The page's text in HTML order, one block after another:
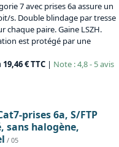
7 avec prises 6a assure un
s. Double blindage par tresse
chaque paire. Gaine LSZH.
est protégé par une
€ TTC | Note : 4,8 - 5 avis
prises 6a, S/FTP
sans halogène,
/ 05